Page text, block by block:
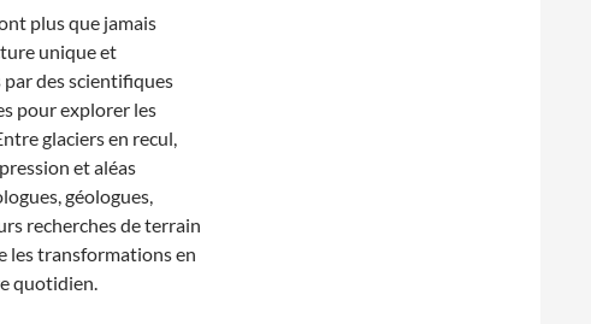
plus que jamais
unique et
des scientifiques
pour explorer les
glaciers en recul,
et aléas
géologues,
recherches de terrain
les transformations en
quotidien.